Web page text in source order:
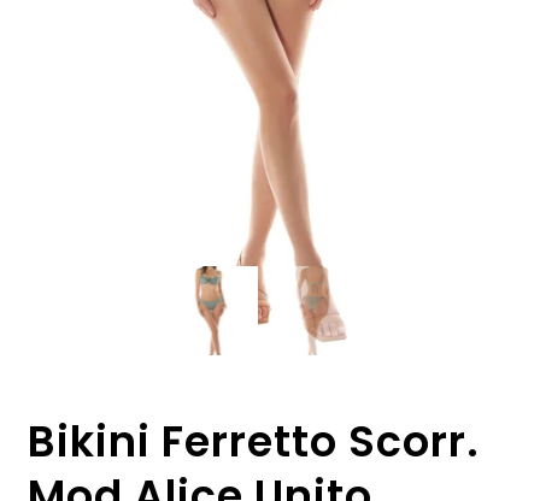
Bikini Ferretto Scorr.